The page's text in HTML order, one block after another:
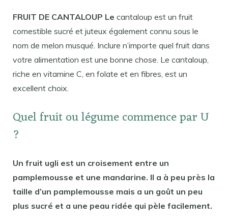
FRUIT DE CANTALOUP Le cantaloup est un fruit
comestible sucré et juteux également connu sous le
nom de melon musqué. Inclure n’importe quel fruit dans
votre alimentation est une bonne chose. Le cantaloup,
riche en vitamine C, en folate et en fibres, est un
excellent choix.
Quel fruit ou légume commence par U
?
Un fruit ugli est un croisement entre un
pamplemousse et une mandarine. Il a à peu près la
taille d’un pamplemousse mais a un goût un peu
plus sucré et a une peau ridée qui pèle facilement.